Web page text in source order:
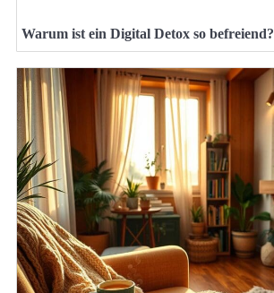
Warum ist ein Digital Detox so befreiend?